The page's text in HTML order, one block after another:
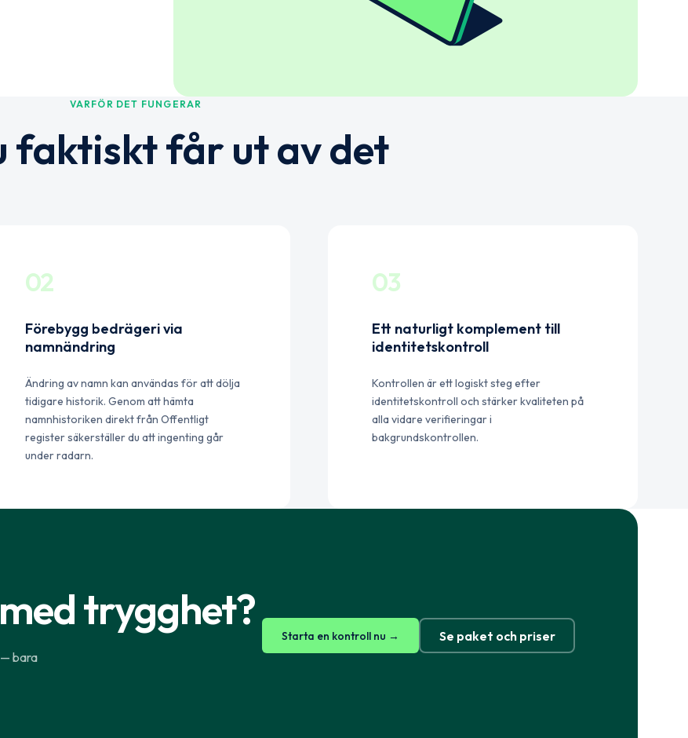
VARFÖR DET FUNGERAR
faktiskt får ut av det
02
Förebygg bedrägeri via
namnändring
Ändring av namn kan användas för att dölja
tidigare historik. Genom att hämta
namnhistoriken direkt från Offentligt
register säkerställer du att ingenting går
under radarn.
03
Ett naturligt komplement till
identitetskontroll
Kontrollen är ett logiskt steg efter
identitetskontroll och stärker kvaliteten på
alla vidare verifieringar i
bakgrundskontrollen.
trygghet?
— bara
Starta en kontroll nu → Se paket och priser
Svenska English